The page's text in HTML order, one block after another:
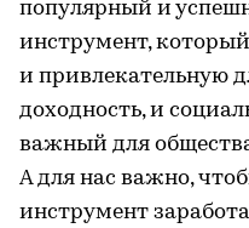
популярный и
инструмент, который
и привлекательную
доходность, и
важный для
А для нас важно,
инструмент